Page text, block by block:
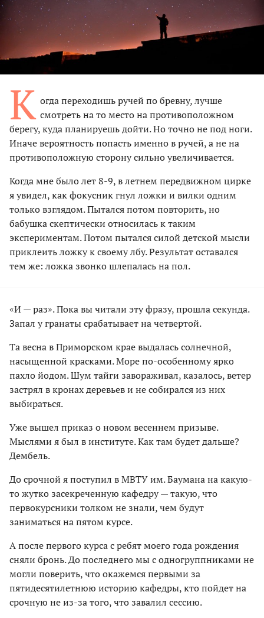
К огда переходишь ручей по бревну, лучше
смотреть на то место на противоположном
берегу, куда планируешь дойти. Но точно не под ноги.
Иначе вероятность попасть именно в ручей, а не на
противоположную сторону сильно увеличивается.
Когда мне было лет 8-9, в летнем передвижном цирке
я увидел, как фокусник гнул ложки и вилки одним
только взглядом. Пытался потом повторить, но
бабушка скептически относилась к таким
экспериментам. Потом пытался силой детской мысли
приклеить ложку к своему лбу. Результат оставался
тем же: ложка звонко шлепалась на пол.
«И — раз». Пока вы читали эту фразу, прошла секунда.
Запал у гранаты срабатывает на четвертой.
Та весна в Приморском крае выдалась солнечной,
насыщенной красками. Море по-особенному ярко
пахло йодом. Шум тайги завораживал, казалось, ветер
застрял в кронах деревьев и не собирался из них
выбираться.
Уже вышел приказ о новом весеннем призыве.
Мыслями я был в институте. Как там будет дальше?
Дембель.
До срочной я поступил в МВТУ им. Баумана на какую-
то жутко засекреченную кафедру — такую, что
первокурсники толком не знали, чем будут
заниматься на пятом курсе.
А после первого курса с ребят моего года рождения
сняли бронь. До последнего мы с одногруппниками не
могли поверить, что окажемся первыми за
пятидесятилетнюю историю кафедры, кто пойдет на
срочную не из-за того, что завалил сессию.